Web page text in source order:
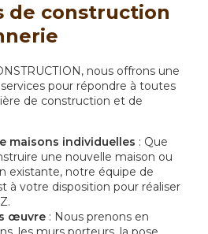
de construction
nous offrons une
pour répondre à toutes
de construction et de
maisons individuelles : Que
une nouvelle maison ou
existante, notre équipe de
à votre disposition pour réaliser
œuvre : Nous prenons en